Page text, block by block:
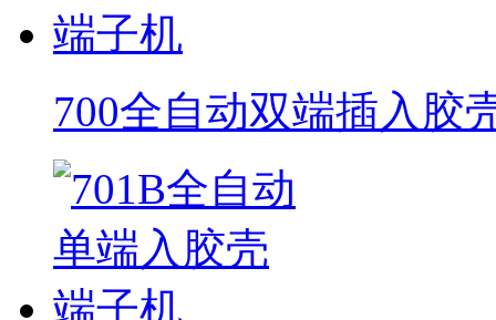
700全自动双端插入胶